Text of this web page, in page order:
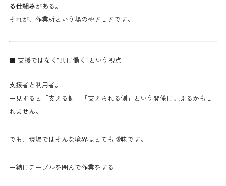
る仕組みがある。
それが、作業所という場のやさしさです。
■ 支援ではなく“共に働く”という視点
支援者と利用者。
一見すると「支える側」「支えられる側」という関係に見えるかもし
れません。
でも、現場ではそんな境界はとても曖昧です。
一緒にテーブルを囲んで作業をする